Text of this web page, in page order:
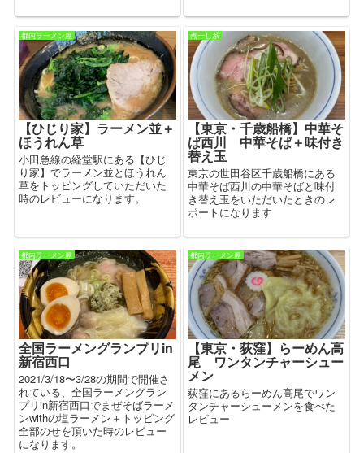
都内ラーメン屋
【ひじり家】ラーメン並＋
ほうれん草
小田急線の経堂駅にある【ひじ
り家】でラーメン並とほうれん
草をトッピングしていただいた
時のレビューになります。
煮干し系
【東京・千歳船橋】中華そ
ば西川 中華そば＋味付き
替え玉
東京の世田谷区千歳船橋にある
中華そば西川の中華そばと味付
き替え玉をいただいたときのレ
ポートになります
都内ラーメン屋
全国ラーメングランプリin
新宿西口
2021/3/18〜3/28の期間で開催さ
れている、全国ラーメングラン
プリin新宿西口でまぜそばラーメ
ンwithの塩ラーメン＋トッピング
全部のせを頂いた時のレビュー
になります。
都内ラーメン屋
【東京・荻窪】らーめん高
尾 ワンタンチャーシュー
メン
荻窪にあるらーめん高尾でワン
タンチャーシューメンを食べた
レビュー